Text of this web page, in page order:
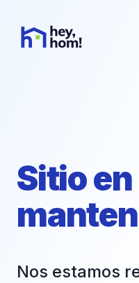
Sitio en
Nos estamos